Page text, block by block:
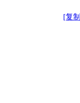
[复